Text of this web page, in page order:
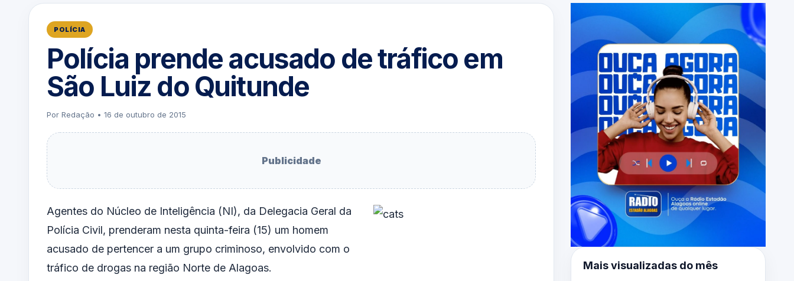
POLÍCIA
Polícia prende acusado de tráfico em
São Luiz do Quitunde
Por Redação • 16 de outubro de 2015
Publicidade
Agentes do Núcleo de Inteligência (NI), da Delegacia Geral da
Polícia Civil, prenderam nesta quinta-feira (15) um homem
acusado de pertencer a um grupo criminoso, envolvido com o
tráfico de drogas na região Norte de Alagoas.
Mais visualizadas do mês